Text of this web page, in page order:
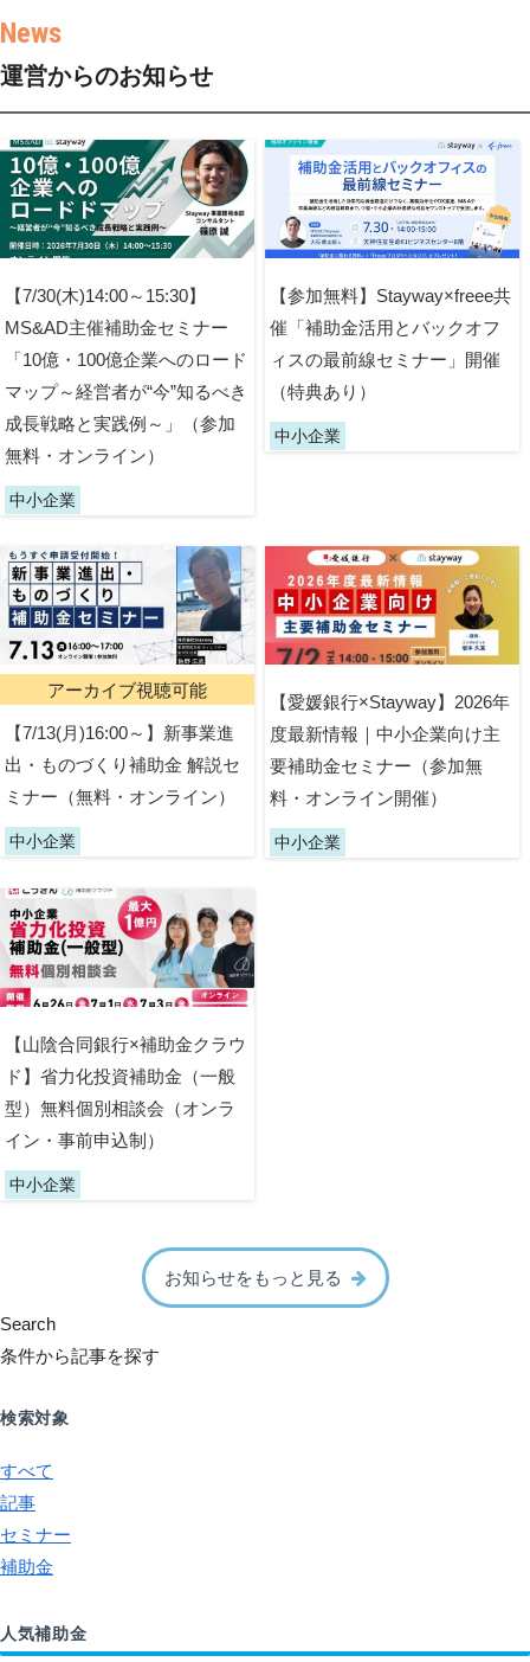
運営からのお知らせ
【7/30(木)14:00～15:30】
MS&AD主催補助金セミナー
「10億・100億企業へのロード
マップ～経営者が“今”知るべき
成長戦略と実践例～」（参加
無料・オンライン）
中小企業
【参加無料】Stayway×freee共
催「補助金活用とバックオフ
ィスの最前線セミナー」開催
（特典あり）
中小企業
アーカイブ視聴可能
【7/13(月)16:00～】新事業進
出・ものづくり補助金 解説セ
ミナー（無料・オンライン）
中小企業
【愛媛銀行×Stayway】2026年
度最新情報｜中小企業向け主
要補助金セミナー（参加無
料・オンライン開催）
中小企業
【山陰合同銀行×補助金クラウ
ド】省力化投資補助金（一般
型）無料個別相談会（オンラ
イン・事前申込制）
中小企業
お知らせをもっと見る
Search
条件から記事を探す
検索対象
すべて
記事
セミナー
補助金
人気補助金